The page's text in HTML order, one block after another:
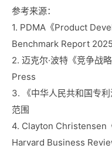
参考来源：
1. PDMA《Product
Benchmark Report 2025
2. 迈克尔·波特《竞争战
Press
3. 《中华人民共和国专
范围
4. Clayton Christensen
Harvard Business